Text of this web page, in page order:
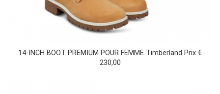
14-INCH BOOT PREMIUM POUR FEMME Timberland Prix €
230,00